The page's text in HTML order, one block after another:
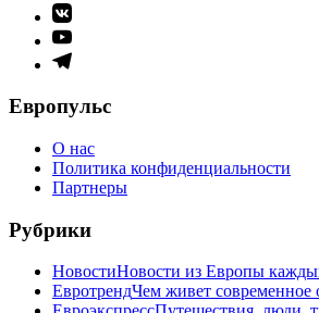
Элемент
меню
Элемент
меню
Элемент
Европульс
О нас
Политика конфиденциальности
Партнеры
Рубрики
НовостиНовости из Европы
ЕвротрендЧем живет современное